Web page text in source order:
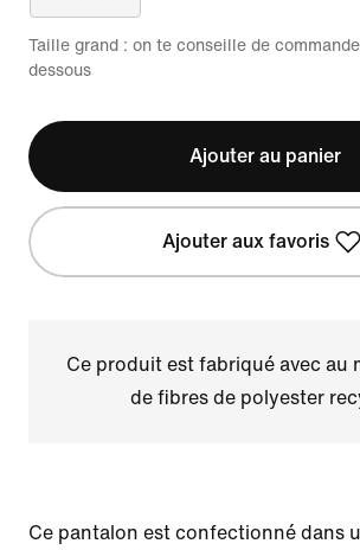
Taille grand : on te conseille de
dessous
Ajouter au panier
Ajouter aux favoris
Ce produit est fabriqué avec au
de fibres de polyester
Ce pantalon est confectionné dans